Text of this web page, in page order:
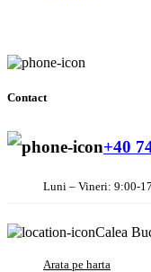
Contact
+40
Luni – Vineri: 9:00-
Calea
Arata pe harta